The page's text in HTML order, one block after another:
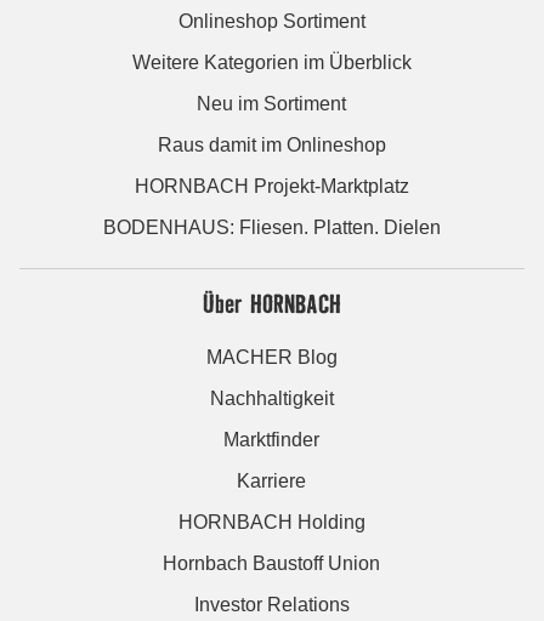
Onlineshop Sortiment
Weitere Kategorien im Überblick
Neu im Sortiment
Raus damit im Onlineshop
HORNBACH Projekt-Marktplatz
BODENHAUS: Fliesen. Platten. Dielen
Über HORNBACH
MACHER Blog
Nachhaltigkeit
Marktfinder
Karriere
HORNBACH Holding
Hornbach Baustoff Union
Investor Relations